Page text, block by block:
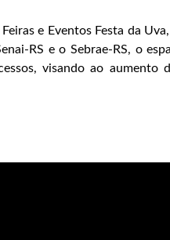
e Eventos Festa da
RS e o Sebrae-RS, o
visando ao aumento